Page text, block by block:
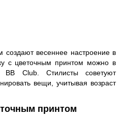
создают весеннее настроение в
с цветочным принтом можно в
BB Club. Стилисты советуют
вещи, учитывая возраст
принтом